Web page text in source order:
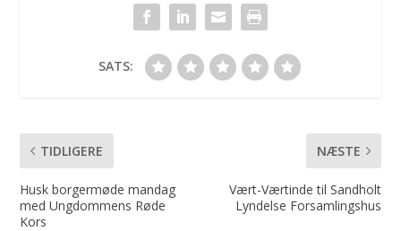
SATS:
TIDLIGERE
Husk borgermøde mandag
med Ungdommens Røde
Kors
NÆSTE
Vært-Værtinde til Sandholt
Lyndelse Forsamlingshus